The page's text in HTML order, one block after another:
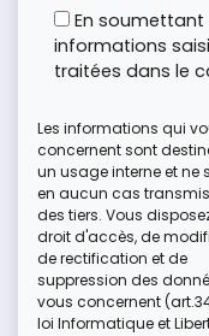
En
informations
traitées dans le
Les informations qui
concernent sont
un usage interne et ne
en aucun cas
des tiers. Vous
droit d'accès, de
de rectification et de
suppression des
vous concernent
loi Informatique et